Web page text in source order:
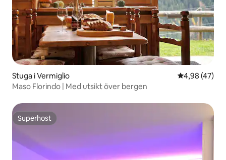
Stuga i Vermiglio 4,98 av 5 i
4,98 (47)
Maso Florindo | Med utsikt över bergen
Superhost
Superhost